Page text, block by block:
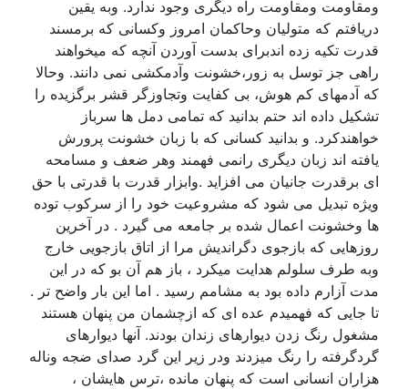
ومقاومت ومقاومت راه دیگری وجود ندارد. وبه یقین
دریافتم که متولیان وحاکمان امروز وکسانی که برمسند
قدرت تکیه زده اندبرای بدست آوردن آنچه که میخواهند
راهی جز توسل به زور،خشونت وآدمکشی نمی دانند. وحالا
که آدمهای کم هوش، بی کفایت وتجاوزگر قشر برگزیده را
تشکیل داده اند حتم بدانید که تمامی دمل ها سرباز
خواهندکرد. و بدانید کسانی که با زبان خشونت پرورش
یافته اند زبان دیگری رانمی فهمند وهر ضعف و مسامحه
ای برقدرت جانیان می افزاید .وابزار قدرت با قدرتی با حق
ویژه تبدیل می شود که مشروعیت خود را از سرکوب توده
ها وخشونت اعمال شده بر جامعه می گیرد . در آخرین
روزهایی که بازجوی دگراندیش مرا از اتاق بازجویی خارج
وبه طرف سلولم هدایت میکرد ، باز هم آن بو که در این
مدت آزارم داده بود به مشامم رسید . اما این بار واضح تر .
تا جایی که فهمیدم عده ای که ازچشمان من پنهان هستند
مشغول رنگ زدن دیوارهای زندان بودند. آنها دیوارهای
گردگرفته را رنگ میزدند ودر زیر این گرد صدای ضجه وناله
هزاران انسانی است که پنهان مانده ،ترس هایشان ،